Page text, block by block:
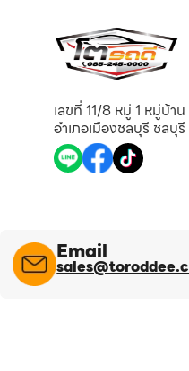
เลขที่ 11/8 หมู่ 1 หมู่บ้า
อำเภอเมืองชลบุรี ชลบุ
Email